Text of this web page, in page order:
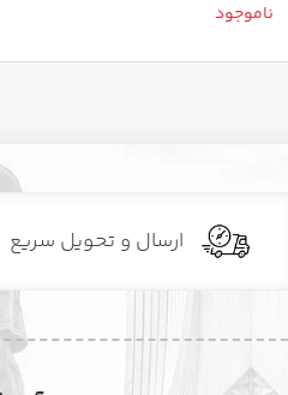
ناموجود
ارسال و تحویل سریع